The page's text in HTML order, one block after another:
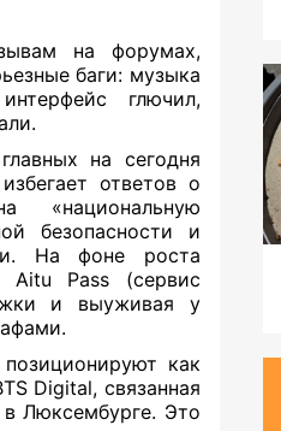
на форумах,
баги: музыка
глючил,
на сегодня
ответов о
«национальную
безопасности и
На фоне роста
Aitu Pass (сервис
и выуживая у
как
Digital, связанная
Люксембурге. Это